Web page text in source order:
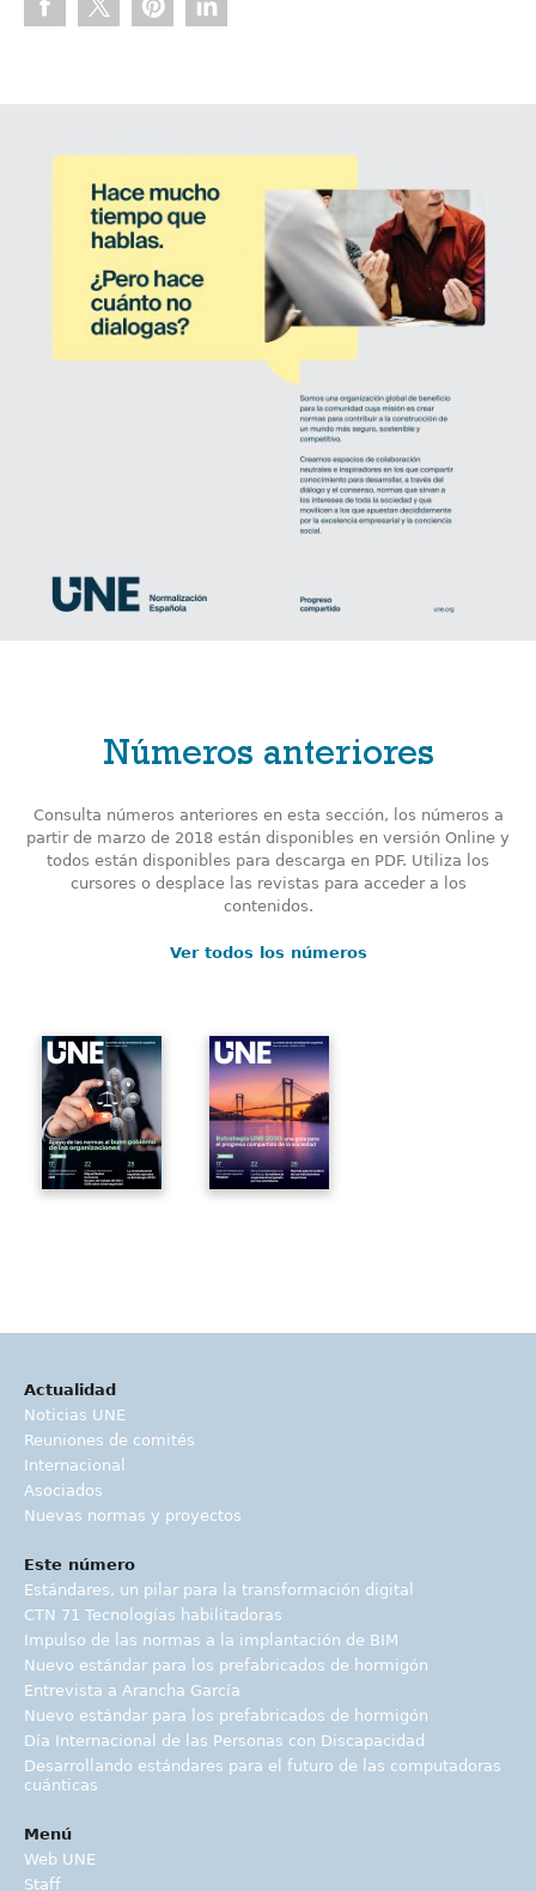
Números anteriores
Consulta números anteriores en esta sección, los números a
partir de marzo de 2018 están disponibles en versión Online y
todos están disponibles para descarga en PDF. Utiliza los
cursores o desplace las revistas para acceder a los
contenidos.
Ver todos los números
Actualidad
Noticias UNE
Reuniones de comités
Internacional
Asociados
Nuevas normas y proyectos
Este número
Estándares, un pilar para la transformación digital
CTN 71 Tecnologías habilitadoras
Impulso de las normas a la implantación de BIM
Nuevo estándar para los prefabricados de hormigón
Entrevista a Arancha García
Nuevo estándar para los prefabricados de hormigón
Día Internacional de las Personas con Discapacidad
Desarrollando estándares para el futuro de las computadoras
cuánticas
Menú
Web UNE
Staff